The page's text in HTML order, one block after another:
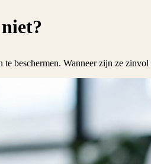
beschermen. Wanneer zijn ze